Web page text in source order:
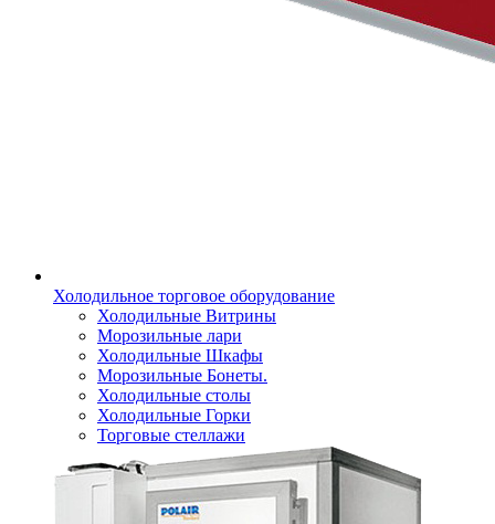
Холодильное торговое оборудование
Холодильные Витрины
Морозильные лари
Холодильные Шкафы
Морозильные Бонеты.
Холодильные столы
Холодильные Горки
Торговые стеллажи